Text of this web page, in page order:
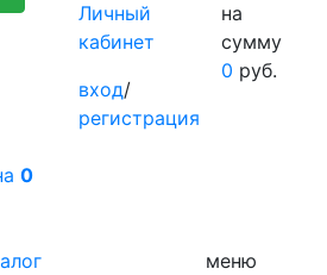
Личный
кабинет
вход/
регистрация
на
сумму
0 руб.
0
меню